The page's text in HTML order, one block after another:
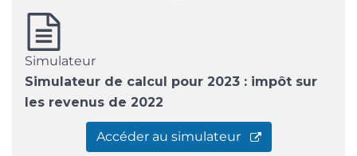
Simulateur
Simulateur de calcul pour 2023 : impôt sur
les revenus de 2022
Accéder au simulateur